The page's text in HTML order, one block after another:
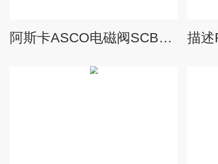
阿斯卡ASCO电磁阀SCB320A180电压230/50